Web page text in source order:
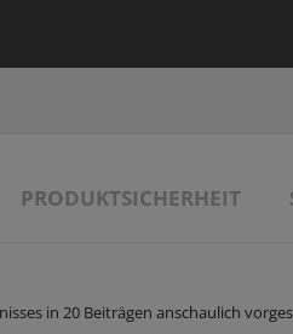
PRODUKTSICHERHEIT
in 20 Beiträgen anschaulich